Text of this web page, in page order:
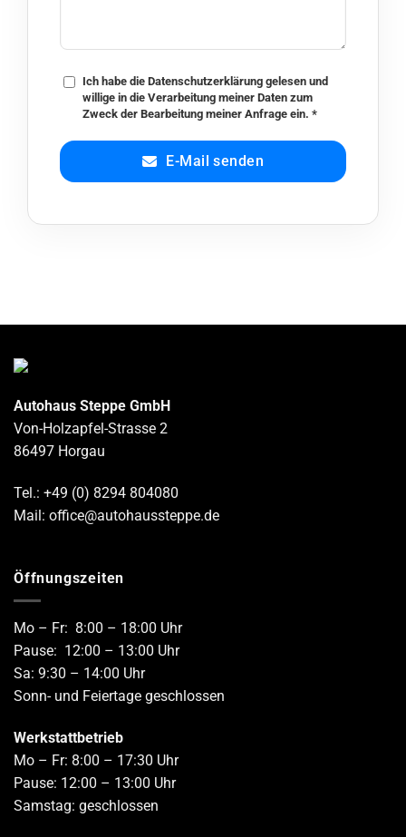
Ich habe die Datenschutzerklärung gelesen und
willige in die Verarbeitung meiner Daten zum
Zweck der Bearbeitung meiner Anfrage ein. *
E-Mail senden
Autohaus Steppe GmbH
Von-Holzapfel-Strasse 2
86497 Horgau
Tel.: +49 (0) 8294 804080
Mail: office@autohaussteppe.de
Öffnungszeiten
Mo – Fr: 8:00 – 18:00 Uhr
Pause: 12:00 – 13:00 Uhr
Sa: 9:30 – 14:00 Uhr
Sonn- und Feiertage geschlossen
Werkstattbetrieb
Mo – Fr: 8:00 – 17:30 Uhr
Pause: 12:00 – 13:00 Uhr
Samstag: geschlossen